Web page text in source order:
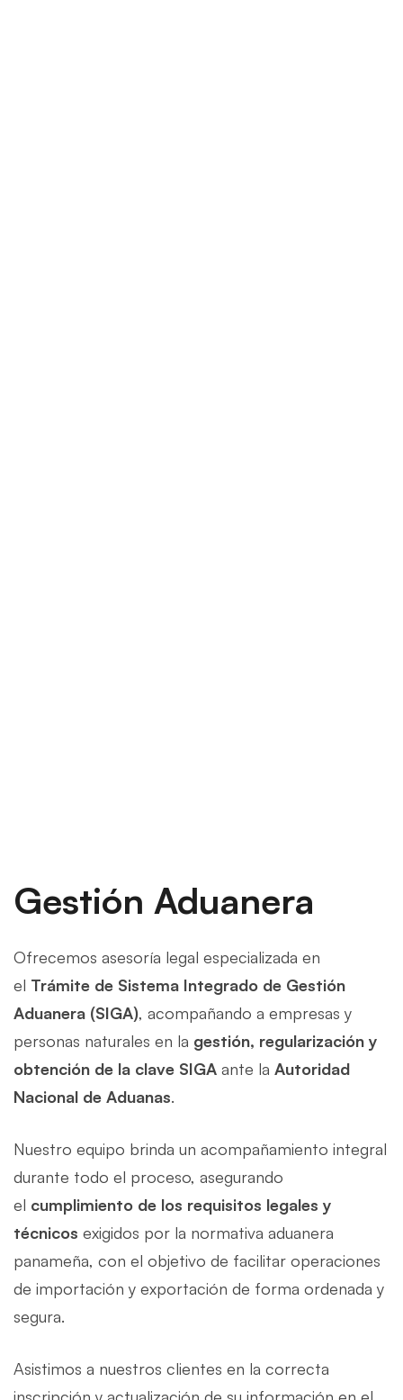
Gestión Aduanera
Ofrecemos asesoría legal especializada en
el Trámite de Sistema Integrado de Gestión
Aduanera (SIGA), acompañando a empresas y
personas naturales en la gestión, regularización y
obtención de la clave SIGA ante la Autoridad
Nacional de Aduanas.
Nuestro equipo brinda un acompañamiento integral
durante todo el proceso, asegurando
el cumplimiento de los requisitos legales y
técnicos exigidos por la normativa aduanera
panameña, con el objetivo de facilitar operaciones
de importación y exportación de forma ordenada y
segura.
Asistimos a nuestros clientes en la correcta